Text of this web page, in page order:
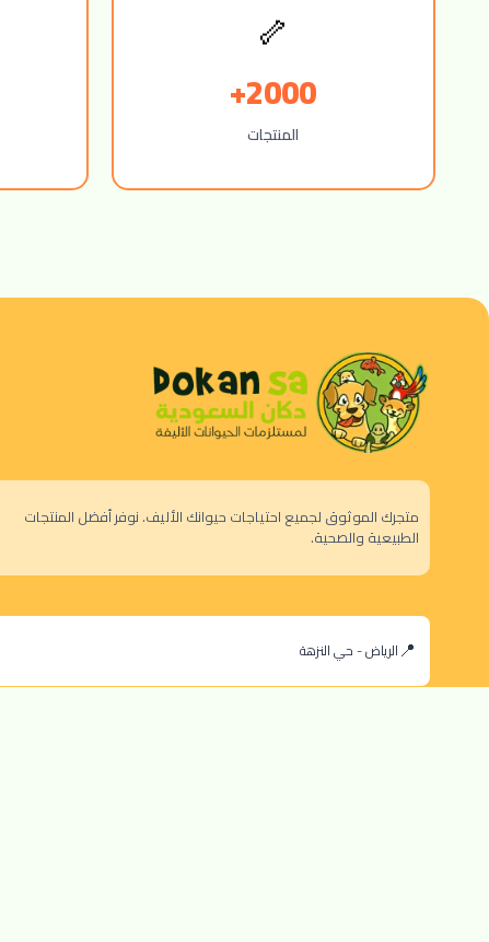
🦴
2000+
المنتجات
متجرك الموثوق لجميع احتياجات حيوانك الأليف. نوفر أفضل المنتجات
الطبيعية والصحية.
الرياض - حي النزهة